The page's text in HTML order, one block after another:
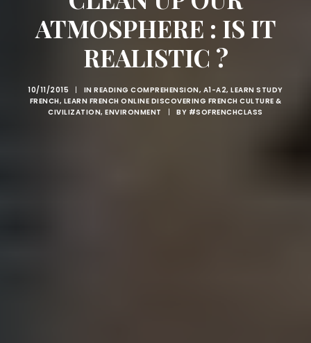
ATMOSPHERE : IS IT
REALISTIC ?
10/11/2015 | INREADING COMPREHENSION, A1-A2,LEARN STUDY
FRENCH, LEARN FRENCH ONLINE DISCOVERING FRENCH CULTURE &
CIVILIZATION,ENVIRONMENT | BY #SOFRENCHCLASS